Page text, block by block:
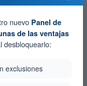
nuevo Panel de
de las ventajas
desbloquearlo:
exclusiones